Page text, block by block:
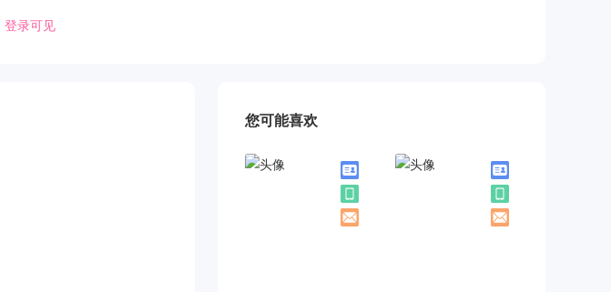
登录可见
您可能喜欢